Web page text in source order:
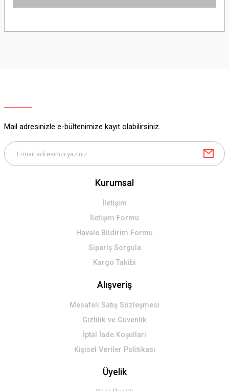
yetersiz gördüğünüz noktaları öneri formunu kullanarak tarafımıza
Bu ürüne benzer farklı alternatifler olmalı.
Gönder
Mail adresinizle e-bültenimize kayıt olabilirsiniz.
Kurumsal
İletişim
İletişim Formu
Havale Bildirim Formu
Sipariş Sorgula
Kargo Takibi
Alışveriş
Mesafeli Satış Sözleşmesi
Gizlilik ve Güvenlik
İptal İade Koşullari
Kişisel Veriler Politikası
Üyelik